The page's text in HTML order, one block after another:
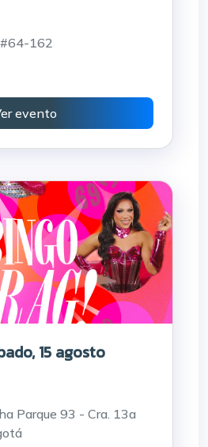
162
evento
15 agosto
Parque 93 - Cra. 13a